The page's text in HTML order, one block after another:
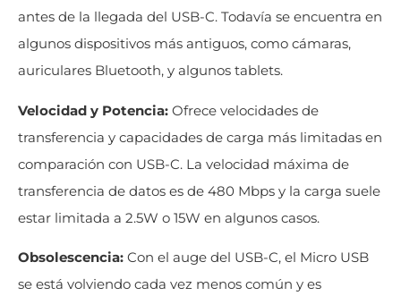
antes de la llegada del USB-C. Todavía se encuentra en
algunos dispositivos más antiguos, como cámaras,
auriculares Bluetooth, y algunos tablets.
Velocidad y Potencia: Ofrece velocidades de
transferencia y capacidades de carga más limitadas en
comparación con USB-C. La velocidad máxima de
transferencia de datos es de 480 Mbps y la carga suele
estar limitada a 2.5W o 15W en algunos casos.
Obsolescencia: Con el auge del USB-C, el Micro USB
se está volviendo cada vez menos común y es